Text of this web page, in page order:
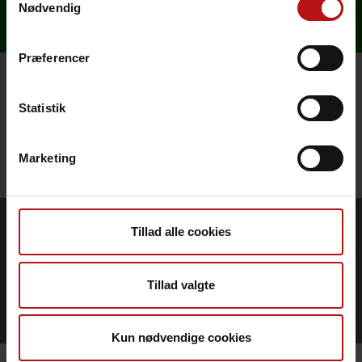
Nødvendig
Præferencer
Statistik
Marketing
Tillad alle cookies
Tillad valgte
Kun nødvendige cookies
Kontakt
Sygdomsleksikon